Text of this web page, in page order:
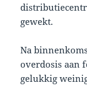
gewekt.
Na
overdosis aan
gelukkig